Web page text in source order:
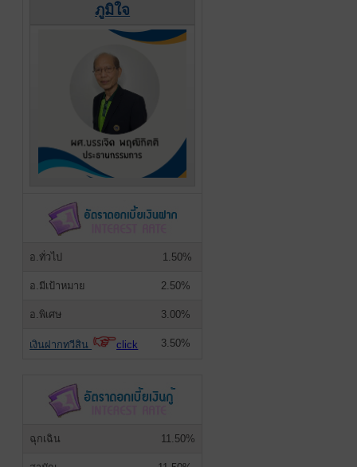
ภูมิใจ
อ.ทั่วไป 1.50%
อ.มีเป้าหมาย 2.50%
อ.พิเศษ 3.00%
เงินฝากทวีสิน click 3.50%
ฉุกเฉิน 11.50%